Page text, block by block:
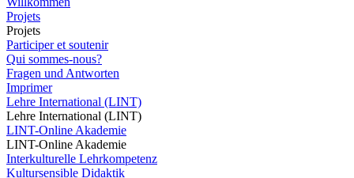
Projets
Projets
Participer et soutenir
Qui sommes-nous?
Fragen und Antworten
Imprimer
Lehre International (LINT)
Lehre International (LINT)
LINT-Online Akademie
LINT-Online Akademie
Interkulturelle Lehrkompetenz
Kultursensible Didaktik